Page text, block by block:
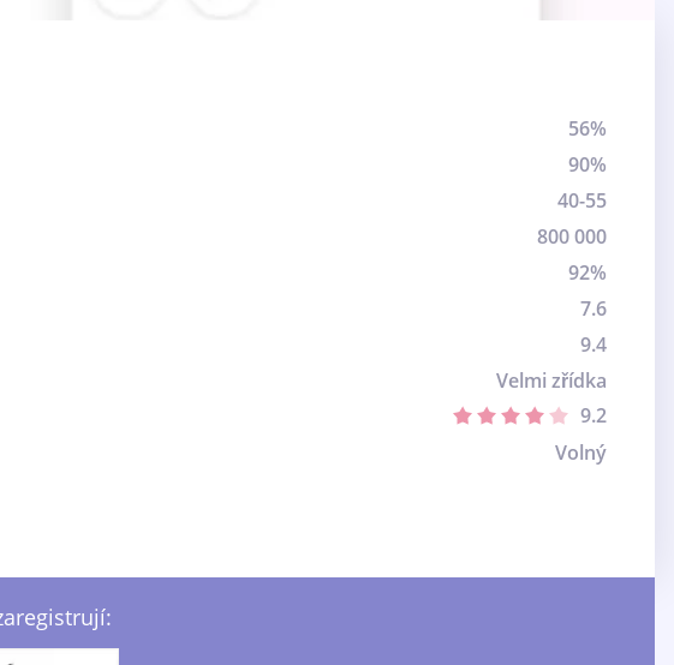
56%
90%
40-55
800 000
92%
7.6
9.4
Velmi zřídka
9.2
Volný